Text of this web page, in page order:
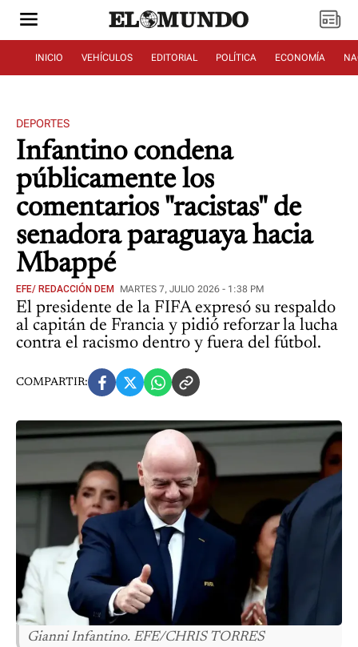
INICIO VEHÍCULOS EDITORIAL POLÍTICA ECONOMÍA
DEPORTES
Infantino condena
públicamente los
comentarios "racistas" de
senadora paraguaya hacia
Mbappé
EFE/ REDACCIÓN DEM MARTES 7, JULIO 2026 - 1:38 PM
El presidente de la FIFA expresó su respaldo
al capitán de Francia y pidió reforzar la lucha
contra el racismo dentro y fuera del fútbol.
COMPARTIR:
Gianni Infantino. EFE/CHRIS TORRES